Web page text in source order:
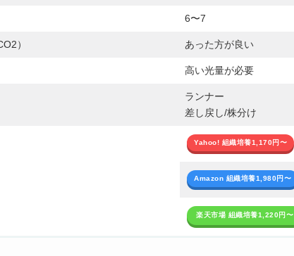
6〜7
） あった方が良い
高い光量が必要
ランナー
差し戻し/株分け
Yahoo! 組織培養1,170円〜
Amazon 組織培養1,980円〜
楽天市場 組織培養1,220円〜